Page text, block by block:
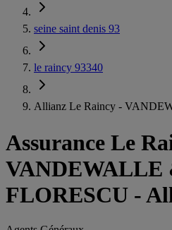
seine saint denis 93
le raincy 93340
Allianz Le Raincy -
Assurance Le
VANDEWALLE
FLORESCU -